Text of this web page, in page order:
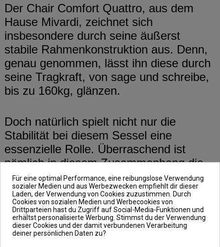
Der Chair Comfort Quattro, aus dem
Hause Mivardi, zeichnet sich
insbesondere durch seine äußerst
stabile Rahmenkonstruktion aus. Denn,
genau genommen, lässt ihn diese durch
seine Tragkraft, von sage und schreibe,
bis zu 160kg, glänzen.
Doch natürlich spielt nicht nur die
Stabilität bei diesem Sessel eine
essenzielle Rolle. Überraschend ist
nämlich in diesem Zusammenhang die
Tatsache, dass der Angelstuhl auch
noch leicht ist. Somit lässt er sich easy
vom Auto zum Hot Spot und wieder
Retour transportieren.
Für eine optimal Performance, eine reibungslose Verwendung
sozialer Medien und aus Werbezwecken empfiehlt dir dieser
Laden, der Verwendung von Cookies zuzustimmen. Durch
Cookies von sozialen Medien und Werbecookies von
Drittparteien hast du Zugriff auf Social-Media-Funktionen und
erhältst personalisierte Werbung. Stimmst du der Verwendung
dieser Cookies und der damit verbundenen Verarbeitung
deiner persönlichen Daten zu?